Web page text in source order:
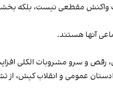
مقطعی نیست، بلکه بخشی
آنها هستند.
رقص و سرو مشروبات الکلی
عمومی و انقلاب کیش، از